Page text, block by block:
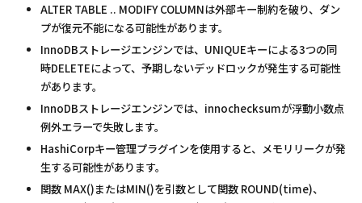
ALTER TABLE .. MODIFY COLUMNは外部キー制約を破り、ダン
プが復元不能になる可能性があります。
InnoDBストレージエンジンでは、UNIQUEキーによる3つの同
時DELETEによって、予期しないデッドロックが発生する可能性
があります。
InnoDBストレージエンジンでは、innochecksumが浮動小数点
例外エラーで失敗します。
HashiCorpキー管理プラグインを使用すると、メモリリークが発
生する可能性があります。
関数 MAX()またはMIN()を引数として関数 ROUND(time)、